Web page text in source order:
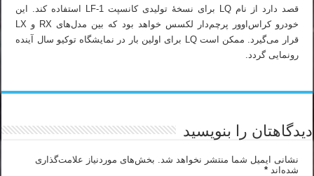
قصد دارد از نام LQ برای نسخهٔ تولیدی کانسپت LF-1 استفاده کند. این
خودرو کراس‌اوور پرچم‌دار لکسس خواهد بود که بین مدل‌های RX و LX
قرار می‌گیرد. ممکن است LQ برای اولین بار در نمایشگاه توکیو سال آینده
رونمایی گردد.
دیدگاهتان را بنویسید
نشانی ایمیل شما منتشر نخواهد شد.
بخش‌های موردنیاز علامت‌گذاری
شده‌اند*